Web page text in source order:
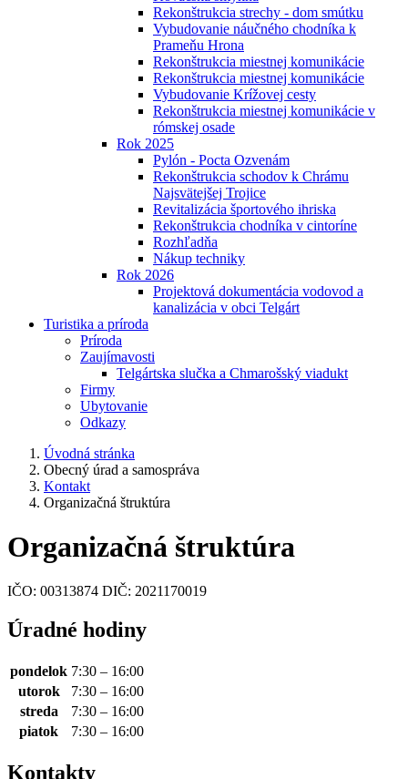
Rekonštrukcia strechy - dom smútku
Vybudovanie náučného chodníka k
Prameňu Hrona
Rekonštrukcia miestnej komunikácie
Rekonštrukcia miestnej komunikácie
Vybudovanie Krížovej cesty
Rekonštrukcia miestnej komunikácie v
rómskej osade
Rok 2025
Pylón - Pocta Ozvenám
Rekonštrukcia schodov k Chrámu
Najsvätejšej Trojice
Revitalizácia športového ihriska
Rekonštrukcia chodníka v cintoríne
Rozhľadňa
Nákup techniky
Rok 2026
Projektová dokumentácia vodovod a
kanalizácia v obci Telgárt
Turistika a príroda
Príroda
Zaujímavosti
Telgártska slučka a Chmarošský viadukt
Firmy
Ubytovanie
Odkazy
Úvodná stránka
Obecný úrad a samospráva
Kontakt
Organizačná štruktúra
Organizačná štruktúra
IČO: 00313874 DIČ: 2021170019
Úradné hodiny
pondelok 7:30 – 16:00
utorok
7:30 – 16:00
streda
7:30 – 16:00
piatok
7:30 – 16:00
Kontakty